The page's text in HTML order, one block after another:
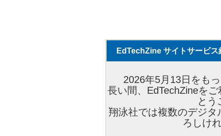
EdTechZine サイトサービス
2026年5月13日をも
長い間、EdTechZineを
とう
翔泳社では複数のデジ
ろしけ